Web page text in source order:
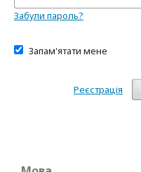
Забули пароль?
Запам'ятати мене
Реєстрація